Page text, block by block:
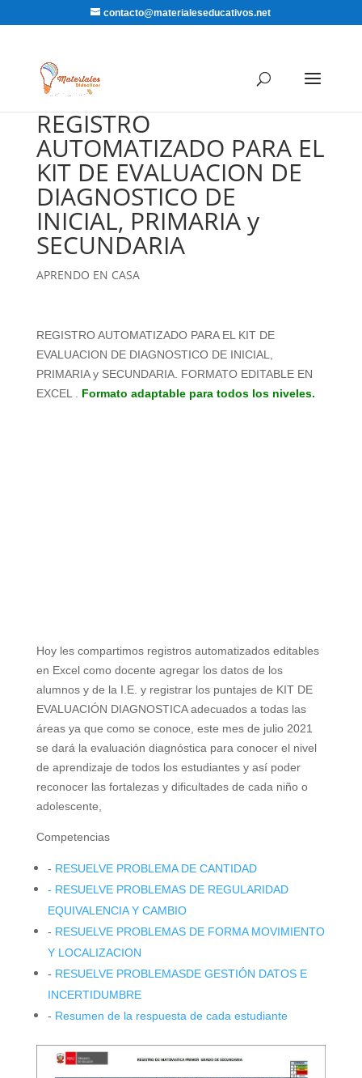
contacto@materialeseducativos.net
REGISTRO
AUTOMATIZADO PARA EL
KIT DE EVALUACION DE
DIAGNOSTICO DE
INICIAL, PRIMARIA y
SECUNDARIA
APRENDO EN CASA
REGISTRO AUTOMATIZADO PARA EL KIT DE
EVALUACION DE DIAGNOSTICO DE INICIAL,
PRIMARIA y SECUNDARIA. FORMATO EDITABLE EN
EXCEL .
Formato adaptable para todos los niveles.
Hoy les compartimos registros automatizados editables
en Excel como docente agregar los datos de los
alumnos y de la I.E. y registrar los puntajes de KIT DE
EVALUACIÓN DIAGNOSTICA adecuados a todas las
áreas ya que como se conoce, este mes de julio 2021
se dará la evaluación diagnóstica para conocer el nivel
de aprendizaje de todos los estudiantes y así poder
reconocer las fortalezas y dificultades de cada niño o
adolescente,
Competencias
- RESUELVE PROBLEMA DE CANTIDAD
- RESUELVE PROBLEMAS DE REGULARIDAD
EQUIVALENCIA Y CAMBIO
- RESUELVE PROBLEMAS DE FORMA MOVIMIENTO
Y LOCALIZACION
- RESUELVE PROBLEMASDE GESTIÓN DATOS E
INCERTIDUMBRE
- Resumen de la respuesta de cada estudiante